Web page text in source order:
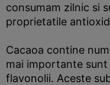
consumam zilnic si
proprietatile
Cacaoa contine
mai importante
flavonolii. Aceste